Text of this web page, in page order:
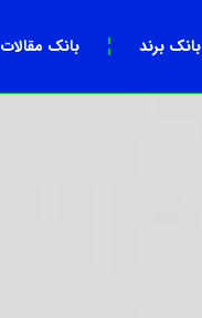
بانک برند بانک مقالات